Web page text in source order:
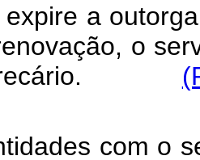
a outorga
o
precário.
com o